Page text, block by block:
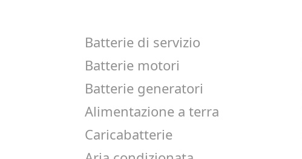
Batterie di servizio
Batterie motori
Batterie generatori
Alimentazione a terra
Caricabatterie